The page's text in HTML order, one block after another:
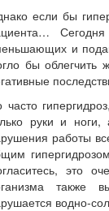
если бы
и
бы облегчить
часто
руки и
работы
это
также
водно-